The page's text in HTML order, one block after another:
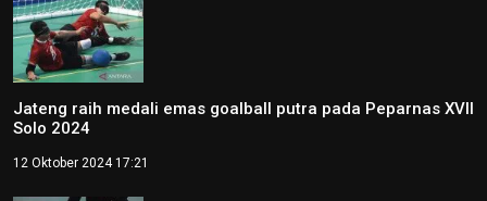
Jateng raih medali emas goalball putra pada Peparnas XVII
Solo 2024
12 Oktober 2024 17:21